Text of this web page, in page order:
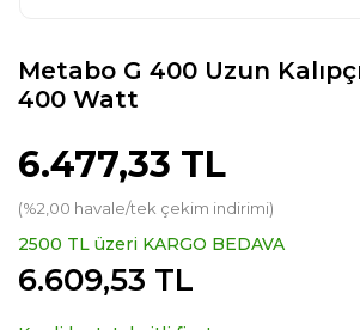
Metabo G 400 Uzun
400 Watt
6.477,33 TL
(%2,00 havale/tek çekim indirimi)
2500 TL üzeri KARGO BEDAVA
6.609,53 TL